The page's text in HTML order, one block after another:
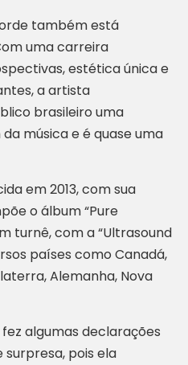
também está
uma carreira
estética única e
a artista
brasileiro uma
música e é quase uma
em 2013, com sua
o álbum “Pure
turnê, com a “Ultrasound
países como Canadá,
Alemanha, Nova
algumas declarações
surpresa, pois ela